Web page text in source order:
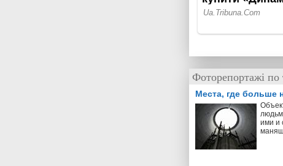
Фоторепортажі по
Места, где больше
ими и